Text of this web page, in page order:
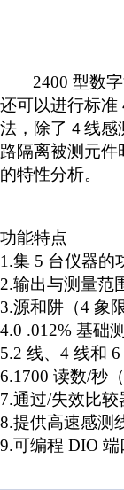
2400 型数
还可以进行标准
法，除了 4 线感
路隔离被测元件
的特性分析。
功能特点
1.集 5 台仪器的
2.输出与测量范
3.源和阱（4 象
4.0 .012% 基础
5.2 线、4 线和
6.1700 读数/秒
7.通过/失效比较
8.提供高速感测
9.可编程 DIO 端